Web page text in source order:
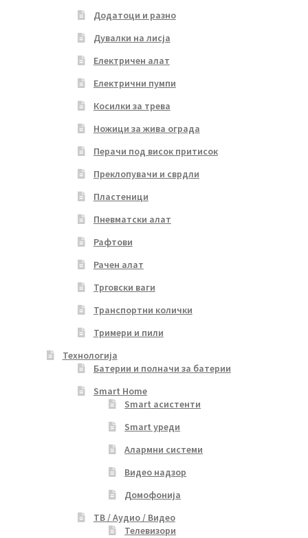
Додатоци и разно
Дувалки на лисја
Електричен алат
Електрични пумпи
Косилки за трева
Ножици за жива ограда
Перачи под висок притисок
Преклопувачи и сврдли
Пластеници
Пневматски алат
Рафтови
Рачен алат
Трговски ваги
Транспортни колички
Тримери и пили
Технологија
Батерии и полначи за батерии
Smart Home
Smart асистенти
Smart уреди
Алармни системи
Видео надзор
Домофонија
ТВ / Аудио / Видео
Телевизори